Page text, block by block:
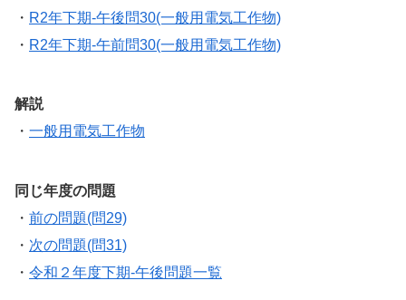
・ R2年下期-午後問30(一般用電気工作物)
・ R2年下期-午前問30(一般用電気工作物)
解説
・ 一般用電気工作物
同じ年度の問題
・ 前の問題(問29)
・ 次の問題(問31)
・ 令和２年度下期-午後問題一覧